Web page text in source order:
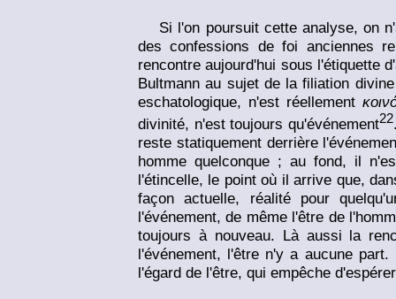
Si l'on poursuit cette analyse, on
des confessions de foi anciennes
rencontre aujourd'hui sous l'étiquette
Bultmann au sujet de la filiation
eschatologique, n'est réellement
divinité, n'est toujours qu'événement22
reste statiquement derrière
homme quelconque ; au fond, il
l'étincelle, le point où il arrive que,
façon actuelle, réalité pour
l'événement, de même l'être de
toujours à nouveau. Là aussi la
l'événement, l'être n'y a aucune
l'égard de l'être, qui empêche